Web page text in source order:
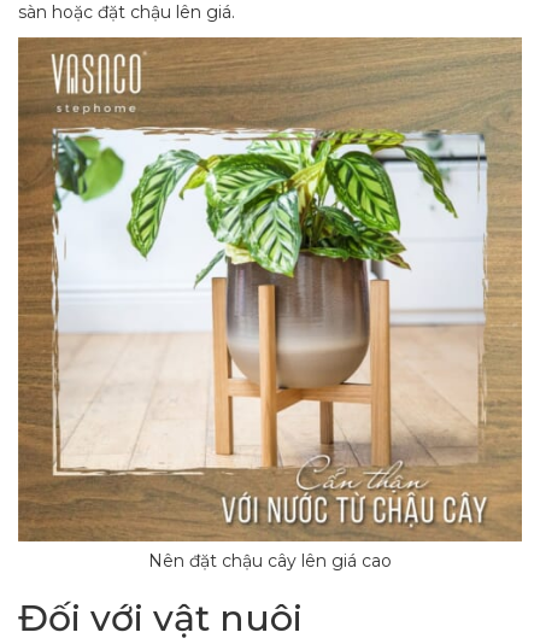
sàn hoặc đặt chậu lên giá.
Nên đặt chậu cây lên giá cao
Đối với vật nuôi